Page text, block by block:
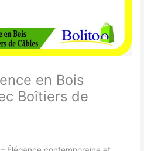
en Bois
Boîtiers de